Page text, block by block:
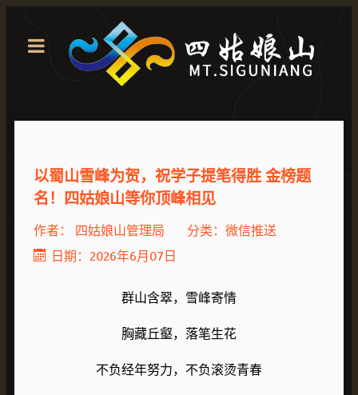
以蜀山雪峰为贺，祝学子提笔得胜 金榜题
名！四姑娘山等你顶峰相见
作者： 四姑娘山管理局 分类： 微信推送
日期：2026年6月07日
群山含翠，雪峰寄情
胸藏丘壑，落笔生花
不负经年努力，不负滚烫青春